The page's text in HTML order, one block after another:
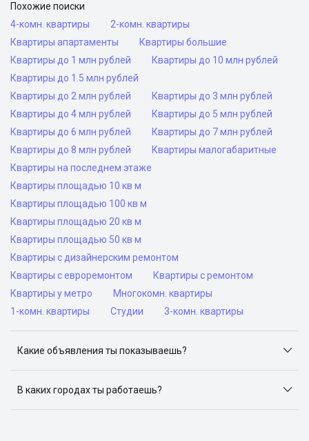
Похожие поиски
4-комн. квартиры
2-комн. квартиры
Квартиры апартаменты
Квартиры большие
Квартиры до 1 млн рублей
Квартиры до 10 млн рублей
Квартиры до 1.5 млн рублей
Квартиры до 2 млн рублей
Квартиры до 3 млн рублей
Квартиры до 4 млн рублей
Квартиры до 5 млн рублей
Квартиры до 6 млн рублей
Квартиры до 7 млн рублей
Квартиры до 8 млн рублей
Квартиры малогабаритные
Квартиры на последнем этаже
Квартиры площадью 10 кв м
Квартиры площадью 100 кв м
Квартиры площадью 20 кв м
Квартиры площадью 50 кв м
Квартиры с дизайнерским ремонтом
Квартиры с евроремонтом
Квартиры с ремонтом
Квартиры у метро
Многокомн. квартиры
1-комн. квартиры
Студии 3-комн. квартиры
Какие объявления ты показываешь?
объявлений: ЦИАН, Домклик, Яндекс.Недвижимость,
Авито, Самолет.Плюс.
В каких городах ты работаешь?